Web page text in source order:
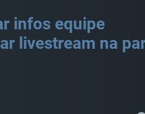
infos equipe
livestream na